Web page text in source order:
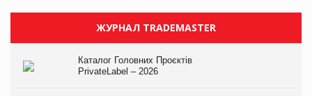
ЖУРНАЛ TRADEMASTER
Каталог Головних Проєктів
PrivateLabel – 2026